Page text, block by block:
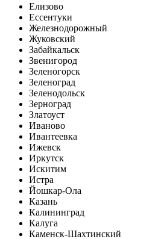
Елизово
Ессентуки
Железнодорожный
Жуковский
Забайкальск
Звенигород
Зеленогорск
Зеленоград
Зеленодольск
Зерноград
Златоуст
Иваново
Ивантеевка
Ижевск
Иркутск
Искитим
Истра
Йошкар-Ола
Казань
Калининград
Калуга
Каменск-Шахтинский